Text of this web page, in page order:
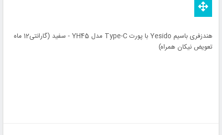
هندزفری باسیم Yesido با پورت Type-C مدل YH45 - سفید (گارانتی12 ماه
تعویض نیکان همراه)